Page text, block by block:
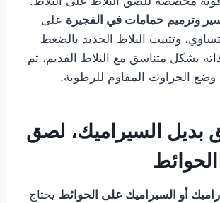
وترميم حمامات في الفجيرة على
وتثبيت البلاط الجديد بالضغط
بشكل متناسق مع البلاط القديم، ثم
الجراوت المقاوم للرطوبة.
بديل السيراميك، لصق
أو السيراميك على الحوائط يحتاج